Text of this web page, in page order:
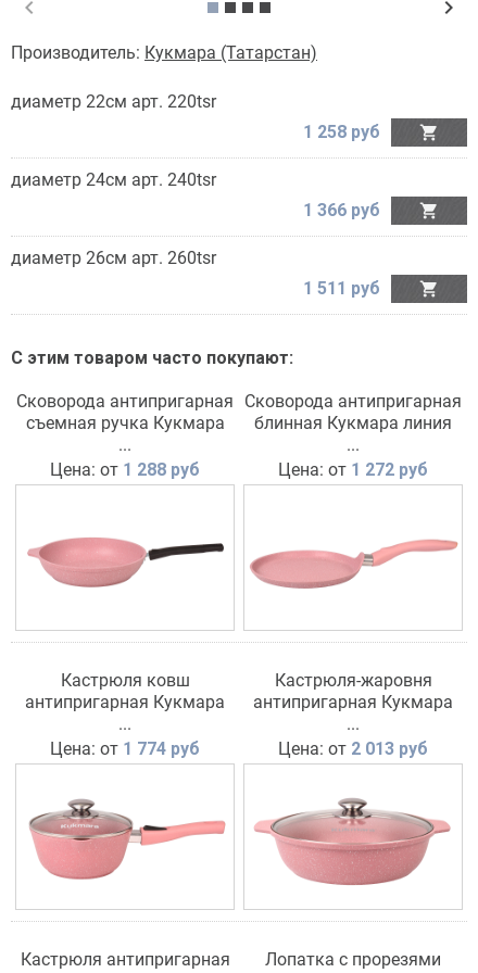
chevron_left chevron_right
Производитель: Кукмара (Татарстан)
диаметр 22см арт. 220tsr

1 258 руб
диаметр 24см арт. 240tsr

1 366 руб
диаметр 26см арт. 260tsr

1 511 руб
С этим товаром часто покупают:
Сковорода антипригарная
съемная ручка Кукмара
линия Trendy Style (rose)
...
Цена: от 1 288 руб
Сковорода антипригарная
блинная Кукмара линия
Trendy Style (rose)
...
Цена: от 1 272 руб
Кастрюля ковш
антипригарная Кукмара
со стеклянной крышкой
линия Trendy Style (rose)
...
Цена: от 1 774 руб
Кастрюля-жаровня
антипригарная Кукмара
со стеклянной крышкой
линия Trendy Style (rose)
...
Цена: от 2 013 руб
Кастрюля антипригарная
Лопатка с прорезями